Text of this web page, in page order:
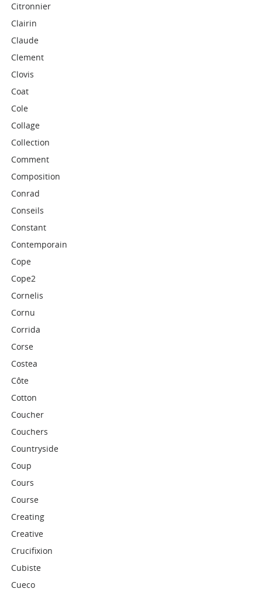
Citronnier
Clairin
Claude
Clement
Clovis
Coat
Cole
Collage
Collection
Comment
Composition
Conrad
Conseils
Constant
Contemporain
Cope
Cope2
Cornelis
Cornu
Corrida
Corse
Costea
Côte
Cotton
Coucher
Couchers
Countryside
Coup
Cours
Course
Creating
Creative
Crucifixion
Cubiste
Cueco